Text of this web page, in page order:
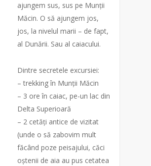
ajungem sus, sus pe Munții
Măcin. O să ajungem jos,
jos, la nivelul marii – de fapt,
al Dunării. Sau al caiacului.
Dintre secretele excursiei:
– trekking în Munții Măcin
– 3 ore în caiac, pe-un lac din
Delta Superioară
– 2 cetăți antice de vizitat
(unde o să zabovim mult
făcând poze peisajului, căci
oștenii de aia au pus cetatea